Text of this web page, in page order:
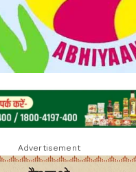
Advertisement